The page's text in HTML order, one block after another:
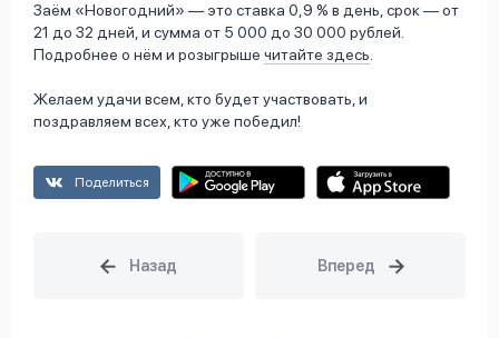
Заём «Новогодний» — это ставка 0,9 % в день, срок — от
21 до 32 дней, и сумма от 5 000 до 30 000 рублей.
Подробнее о нём и розыгрыше читайте здесь.
Желаем удачи всем, кто будет участвовать, и
поздравляем всех, кто уже победил!
Поделиться